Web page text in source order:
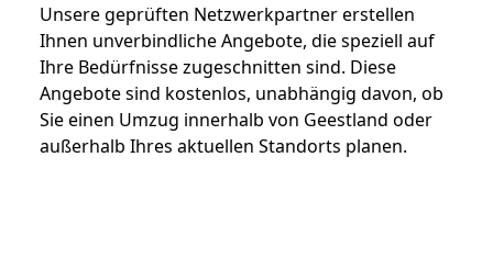
Unsere geprüften Netzwerkpartner erstellen
Ihnen unverbindliche Angebote, die speziell auf
Ihre Bedürfnisse zugeschnitten sind. Diese
Angebote sind kostenlos, unabhängig davon, ob
Sie einen Umzug innerhalb von Geestland oder
außerhalb Ihres aktuellen Standorts planen.